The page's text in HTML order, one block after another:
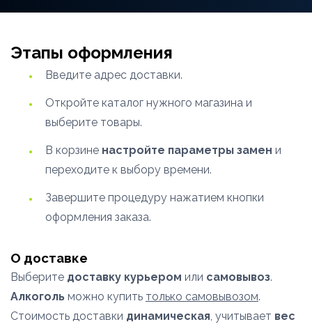
Этапы оформления
Введите адрес доставки.
Откройте каталог нужного магазина и
выберите товары.
В корзине настройте параметры замен и
переходите к выбору времени.
Завершите процедуру нажатием кнопки
оформления заказа.
О доставке
Выберите доставку курьером или самовывоз.
Алкоголь можно купить только самовывозом.
Стоимость доставки динамическая, учитывает вес